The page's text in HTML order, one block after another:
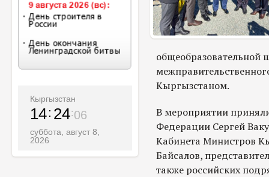
Кыргызстан
14 24 08
суббота, август 8,
2026
общеобразовательной
Кыргызстаном.
В мероприятии
Федерации Сергей
Кабинета Министров
Байсалов,
также российских